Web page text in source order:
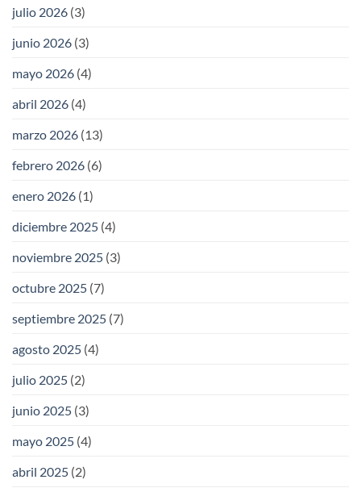
julio 2026 (3)
junio 2026 (3)
mayo 2026 (4)
abril 2026 (4)
marzo 2026 (13)
febrero 2026 (6)
enero 2026 (1)
diciembre 2025 (4)
noviembre 2025 (3)
octubre 2025 (7)
septiembre 2025 (7)
agosto 2025 (4)
julio 2025 (2)
junio 2025 (3)
mayo 2025 (4)
abril 2025 (2)